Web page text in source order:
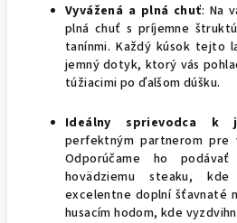
Vyvážená a plná chuť: Na
plná chuť s príjemne
tanínmi. Každý kúsok tejto
jemný dotyk, ktorý vás
túžiacimi po ďalšom dúšku.
Ideálny sprievodca k
perfektným partnerom pre
Odporúčame ho
hovädziemu steaku,
excelentne doplní šťavnaté
husacím hodom, kde